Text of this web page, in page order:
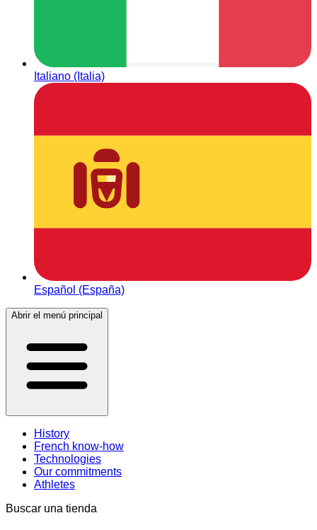
Italiano (Italia)
Español (España)
Abrir el menú principal
History
French know-how
Technologies
Our commitments
Athletes
Buscar una tienda